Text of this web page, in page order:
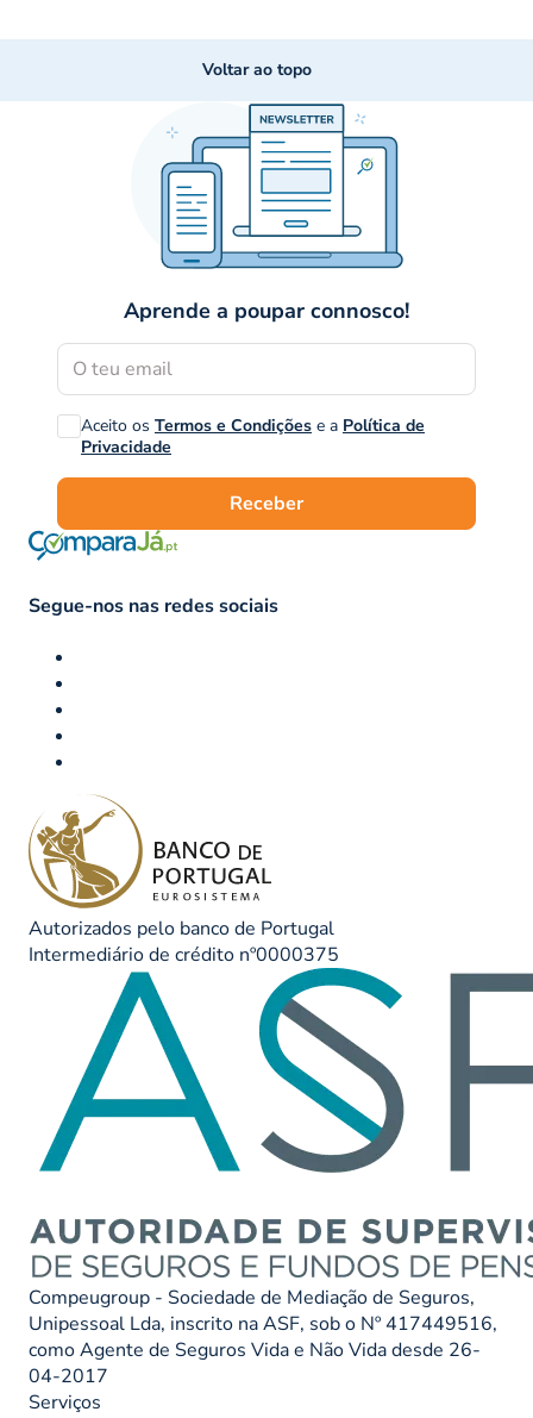
Voltar ao topo
Aprende a poupar connosco!
Aceito os Termos e Condições e a Política de
Privacidade
Receber
Segue-nos nas redes sociais
Autorizados pelo banco de Portugal
Intermediário de crédito nº0000375
Compeugroup - Sociedade de Mediação de Seguros,
Unipessoal Lda, inscrito na ASF, sob o Nº 417449516,
como Agente de Seguros Vida e Não Vida desde 26-
04-2017
Serviços